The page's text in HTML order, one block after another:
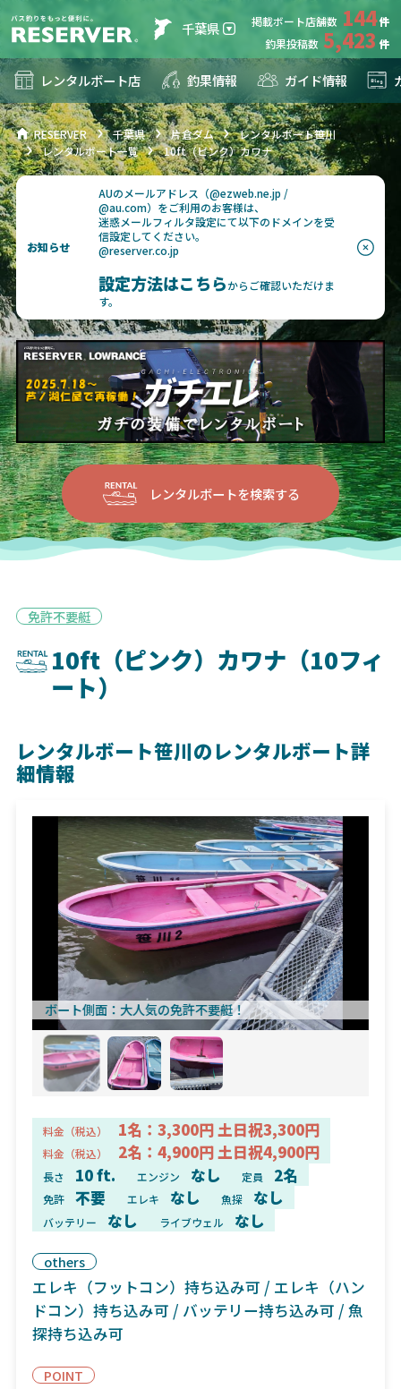
千葉県 掲載ボート店舗数 144
釣果投稿数 5,423
レンタルボート店 釣果情報 ガイド情報
RESERVER 千葉県 片倉ダム
レンタルボート笹川
レンタルボート一覧
10ft（ピンク）カワナ
お知らせ
AUのメールアドレス（@ezweb.ne.jp /
@au.com）をご利用のお客様は、
迷惑メールフィルタ設定にて以下のドメインを受
信設定してください。
@reserver.co.jp
設定方法はこちらからご確認いただけま
す。
レンタルボートを検索する
免許不要艇
10ft（ピンク）カワナ（10フィ
ート）
レンタルボート笹川のレンタルボート詳
細情報
ボート側面 大人気の免許不要艇！
料金（税込） 1名：3,300円 土日祝3,300円
料金（税込） 2名：4,900円 土日祝4,900円
長さ 10 ft. エンジン なし 定員 2名
免許 不要 エレキ なし 魚探 なし
バッテリー なし ライブウェル なし
others
エレキ（フットコン）持ち込み可 / エレキ（ハン
ドコン）持ち込み可 / バッテリー持ち込み可 / 魚
探持ち込み可
POINT